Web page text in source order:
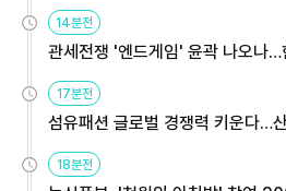
14분전
관세전쟁 '엔드게임' 윤곽 나오나
용해야
17분전
섬유패션 글로벌 경쟁력 키운다…
원
18분전